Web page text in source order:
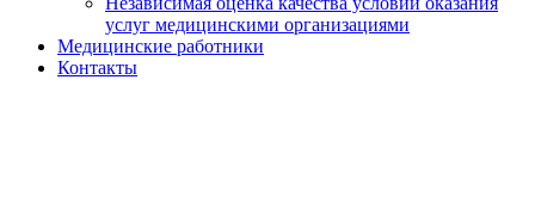
услуг медицинскими организациями
Медицинские работники
Контакты